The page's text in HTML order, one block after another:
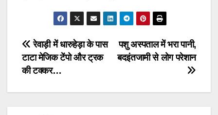
Post
navigation
पशु अस्पताल में भरा पानी,
बदइंतजामी से लोग परेशान
रेवाड़ी में धारुहेड़ा के पास
टाटा मेजिक टेंपो और ट्रक
की टक्कर…